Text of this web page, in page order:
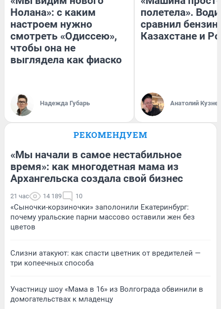
Нолана»: с каким
настроем нужно
смотреть «Одиссею»,
чтобы она не
выглядела как фиаско
Надежда Губарь
полетела».
сравнил бензин
Казахстане и
Анатолий
РЕКОМЕНДУЕМ
«Мы начали в самое нестабильное
время»: как многодетная мама из
Архангельска создала свой бизнес
21 час 14 189 10
«Сыночки-корзиночки» заполонили Екатеринбург:
почему уральские парни массово оставили жен без
цветов
Слизни атакуют: как спасти цветник от вредителей —
три копеечных способа
Участницу шоу «Мама в 16» из Волгограда обвинили в
домогательствах к младенцу